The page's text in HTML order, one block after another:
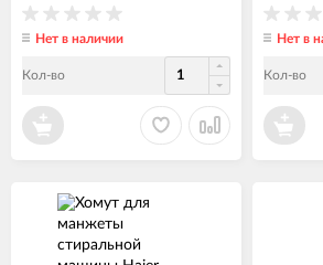
Нет в наличии
Кол-во
Нет в
Кол-во